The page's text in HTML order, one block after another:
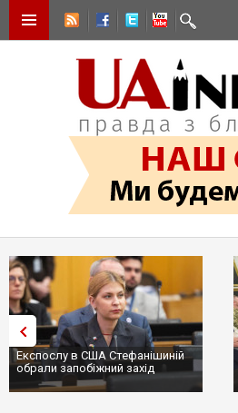
Експослу в США Стефанішиній
обрали запобіжний захід